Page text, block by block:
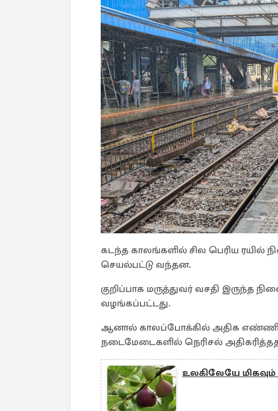
கடந்த காலங்களில் சில பெரிய ரயில்
செயல்பட்டு வந்தன.
குறிப்பாக மருத்துவர் வசதி
வழங்கப்பட்டது.
ஆனால் காலப்போக்கில் அதிக
நடைமேடைகளில் நெரிசல்
உலகிலேயே